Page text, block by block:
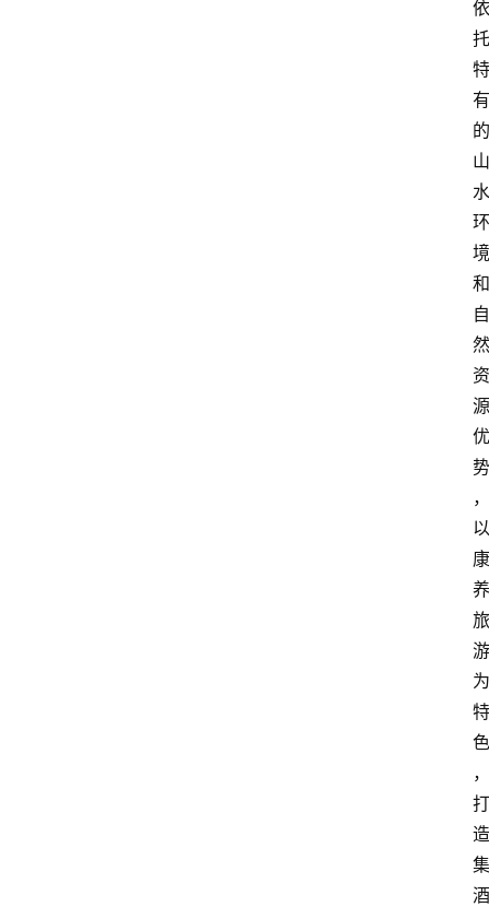
依
托
特
有
的
山
水
环
境
和
自
然
资
源
优
势
，
以
康
养
旅
游
为
特
色
，
打
造
集
酒